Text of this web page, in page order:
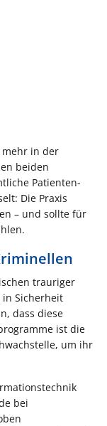
mehr in der
beiden
Patienten-
Die Praxis
– und sollte für
trauriger
in Sicherheit
dass diese
ist die
um ihr
bei